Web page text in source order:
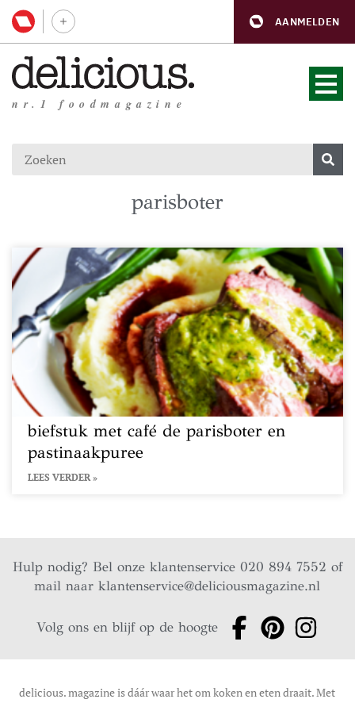
AANMELDEN
nr.1 foodmagazine
parisboter
biefstuk met café de parisboter en
pastinaakpuree
LEES VERDER »
Hulp nodig? Bel onze klantenservice 020 894 7552 of
mail naarklantenservice@deliciousmagazine.nl
Volg ons en blijf op de hoogte
delicious. magazine is dáár waar het om koken en eten draait. Met